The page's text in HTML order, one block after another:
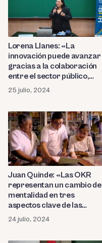
Lorena Llanes: «La
innovación puede avanzar
gracias a la colaboración
entre el sector público,
privado y académico»
25 julio, 2024
Juan Quinde: «Las OKR
representan un cambio de
mentalidad en tres
aspectos clave de las
empresas: definir, medir y
mejora del rendimiento»
24 julio, 2024